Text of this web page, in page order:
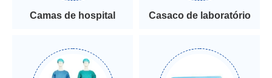
Camas de hospital Casaco de laboratório